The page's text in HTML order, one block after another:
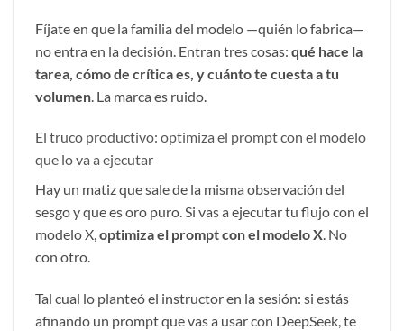
Fíjate en que la familia del modelo —quién lo fabrica—
no entra en la decisión. Entran tres cosas: qué hace la
tarea, cómo de crítica es, y cuánto te cuesta a tu
volumen . La marca es ruido.
El truco productivo: optimiza el prompt con el modelo
que lo va a ejecutar
Hay un matiz que sale de la misma observación del
sesgo y que es oro puro. Si vas a ejecutar tu flujo con el
modelo X,optimiza el prompt con el modelo X. No
con otro.
Tal cual lo planteó el instructor en la sesión: si estás
afinando un prompt que vas a usar con DeepSeek, te